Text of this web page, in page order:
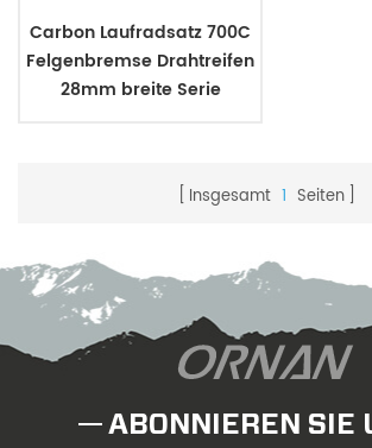
Carbon Laufradsatz 700C
Felgenbremse Drahtreifen
28mm breite Serie
Insgesamt 1 Seiten
ABONNIEREN SIE